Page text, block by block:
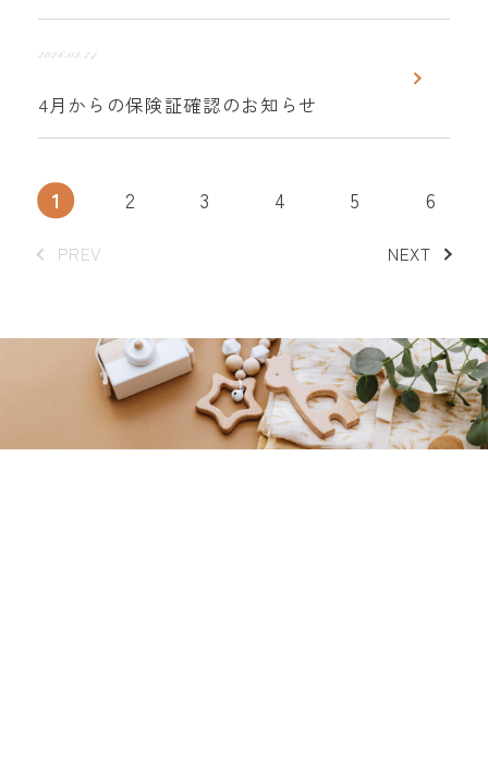
2026.03.24
4月からの保険証確認のお知らせ
PREV
1 2 3 4 5 6
NEXT